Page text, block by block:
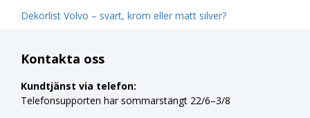
Dekorlist Volvo – svart, krom eller matt silver?
Kontakta oss
Kundtjänst via telefon:
Telefonsupporten har sommarstängt 22/6–3/8